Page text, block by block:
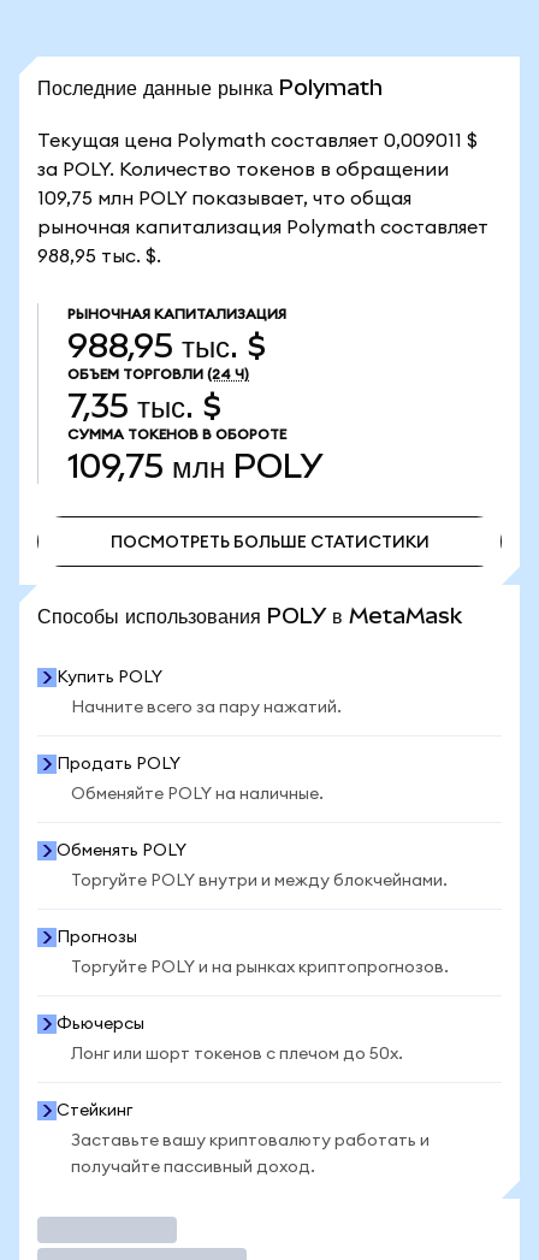
Последние данные рынка Polymath
Текущая цена Polymath составляет 0,009011 $
за POLY. Количество токенов в обращении
109,75 млн POLY показывает, что общая
рыночная капитализация Polymath составляет
988,95 тыс. $.
РЫНОЧНАЯ КАПИТАЛИЗАЦИЯ
988,95 тыс. $
ОБЪЕМ ТОРГОВЛИ (24 Ч)
7,35 тыс. $
СУММА ТОКЕНОВ В ОБОРОТЕ
109,75 млн POLY
ПОСМОТРЕТЬ БОЛЬШЕ СТАТИСТИКИ
Способы использования POLY в MetaMask
Купить POLY
Начните всего за пару нажатий.
Продать POLY
Обменяйте POLY на наличные.
Обменять POLY
Торгуйте POLY внутри и между блокчейнами.
Прогнозы
Торгуйте POLY и на рынках криптопрогнозов.
Фьючерсы
Лонг или шорт токенов с плечом до 50x.
Стейкинг
Заставьте вашу криптовалюту работать и
получайте пассивный доход.